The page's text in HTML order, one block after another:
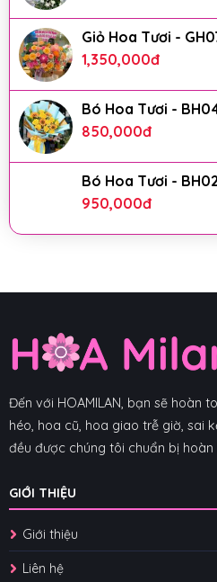
Giỏ Hoa Tươi -
1,350,000đ
Bó Hoa Tươi -
850,000đ
Bó Hoa Tươi -
950,000đ
Đến với HOAMILAN, bạn sẽ hoàn
héo, hoa cũ, hoa giao trễ giờ, sai
đều được chúng tôi chuẩn bị
GIỚI THIỆU
Giới thiệu
Liên hệ